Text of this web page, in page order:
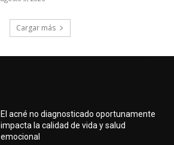
Cargar más
El acné no diagnosticado oportunamente
impacta la calidad de vida y salud
emocional